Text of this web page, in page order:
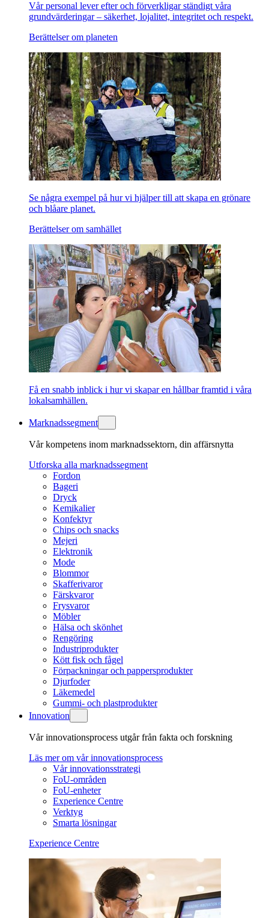
Vår personal lever efter och förverkligar ständigt våra
grundvärderingar – säkerhet, lojalitet, integritet och respekt.
Berättelser om planeten
Se några exempel på hur vi hjälper till att skapa en grönare
och blåare planet.
Berättelser om samhället
Få en snabb inblick i hur vi skapar en hållbar framtid i våra
lokalsamhällen.
Marknadssegment
Vår kompetens inom marknadssektorn, din affärsnytta
Utforska alla marknadssegment
Fordon
Bageri
Dryck
Kemikalier
Konfektyr
Chips och snacks
Mejeri
Elektronik
Mode
Blommor
Skafferivaror
Färskvaror
Frysvaror
Möbler
Hälsa och skönhet
Rengöring
Industriprodukter
Kött fisk och fågel
Förpackningar och pappersprodukter
Djurfoder
Läkemedel
Gummi- och plastprodukter
Innovation
Vår innovationsprocess utgår från fakta och forskning
Läs mer om vår innovationsprocess
Vår innovationsstrategi
FoU-områden
FoU-enheter
Experience Centre
Verktyg
Smarta lösningar
Experience Centre